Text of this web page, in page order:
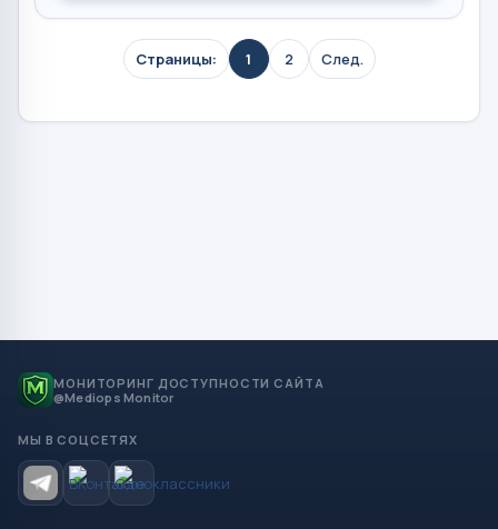
Страницы: 1 2 След.
МОНИТОРИНГ ДОСТУПНОСТИ САЙТА
@Mediops Monitor
МЫ В СОЦСЕТЯХ